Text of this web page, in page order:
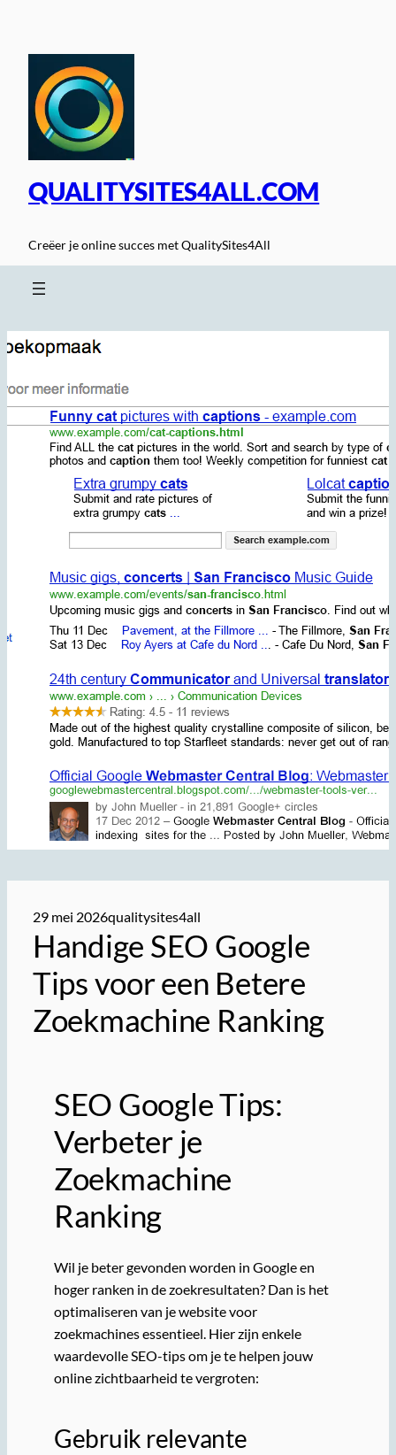
inhoud
QUALITYSITES4ALL.COM
Creëer je online succes met QualitySites4All
29 mei 2026qualitysites4all
Handige SEO Google
Tips voor een Betere
Zoekmachine Ranking
SEO Google Tips:
Verbeter je
Zoekmachine
Ranking
Wil je beter gevonden worden in Google en
hoger ranken in de zoekresultaten? Dan is het
optimaliseren van je website voor
zoekmachines essentieel. Hier zijn enkele
waardevolle SEO-tips om je te helpen jouw
online zichtbaarheid te vergroten:
Gebruik relevante